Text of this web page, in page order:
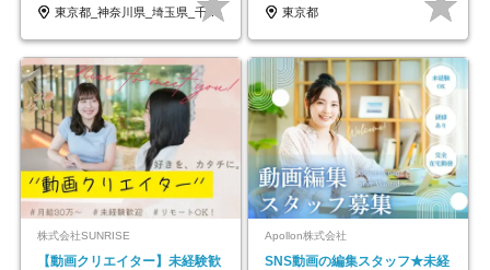
東京都_神奈川県_埼玉県_千葉県_大阪府…
東京都
株式会社SUNRISE
【動画クリエイター】未経験歓
Apollon株式会社
SNS動画の編集スタッフ★未経